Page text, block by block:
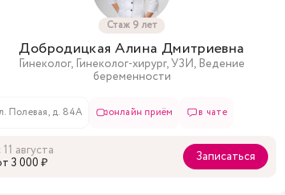
Стаж 9 лет
Добродицкая Алина Дмитриевна
Гинеколог, Гинеколог-хирург, УЗИ, Ведение
беременности
Полевая, д. 84А онлайн приём в чате
11 августа
3 000 ₽
Записаться